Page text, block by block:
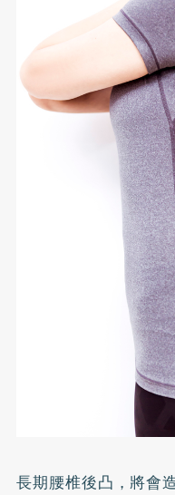
長期腰椎後凸，將會